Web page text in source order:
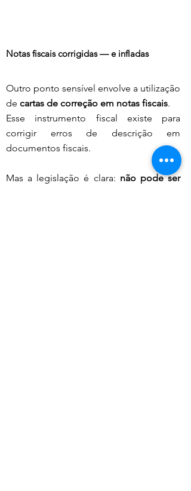
Notas fiscais corrigidas — e infladas
Outro ponto sensível envolve a utilização
de cartas de correção em notas fiscais.
Esse instrumento fiscal existe para
corrigir erros de descrição em
documentos fiscais.
Mas a legislação é clara: não pode ser